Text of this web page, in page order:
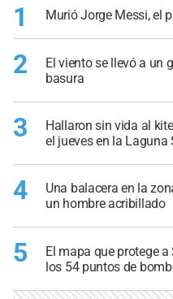
1 Murió Jorge Messi, el
2
El viento se llevó a un
basura
3
Hallaron sin vida al
el jueves en la Laguna
4
Una balacera en la
un hombre acribillado
5
El mapa que protege
los 54 puntos de